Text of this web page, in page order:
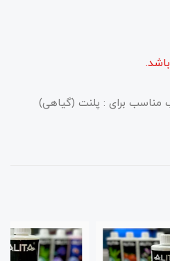
برای : پلنت (گیاهی)